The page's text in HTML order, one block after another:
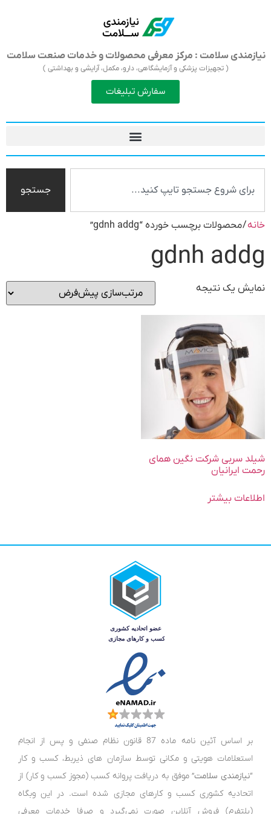
نیازمندی سلامت : مرکز معرفی محصولات و خدمات صنعت سلامت
( تجهیزات پزشکی و آزمایشگاهی، دارو، مکمل، آرایشی و بهداشتی )
سفارش تبلیغات
جستجو
خانه/ محصولات برچسب خورده “gdnh addg”
gdnh addg
نمایش یک نتیجه
شیلد سربی شرکت نگین همای
رحمت ایرانیان
اطلاعات بیشتر
بر اساس آئین نامه ماده 87 قانون نظام صنفی و پس از انجام
استعلامات هویتی و مکانی توسط سازمان های ذیربط، کسب و کار
“نیازمندی سلامت” موفق به دریافت پروانه کسب (مجوز کسب و کار) از
اتحادیه کشوری کسب و کارهای مجازی شده است. در این وبگاه
(پلتفرم) فروش آنلاین صورت نمی‌گیرد و صرفا خدمات معرفی